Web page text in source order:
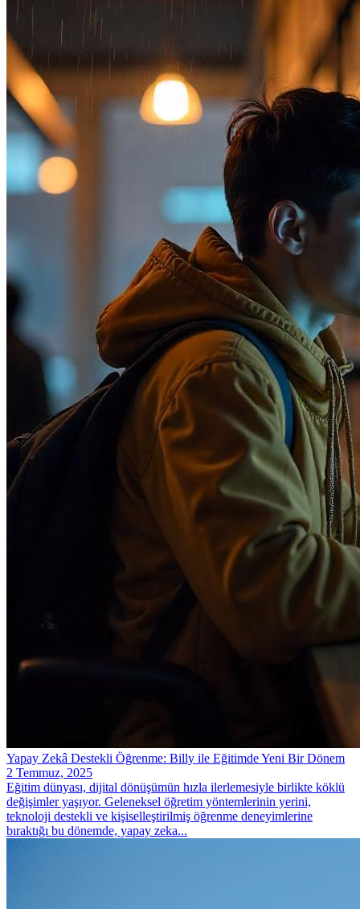
Yapay Zekâ Destekli Öğrenme: Billy ile Eğitimde Yeni Bir Dönem
2 Temmuz, 2025
Eğitim dünyası, dijital dönüşümün hızla ilerlemesiyle birlikte köklü
değişimler yaşıyor. Geleneksel öğretim yöntemlerinin yerini,
teknoloji destekli ve kişiselleştirilmiş öğrenme deneyimlerine
bıraktığı bu dönemde, yapay zeka...